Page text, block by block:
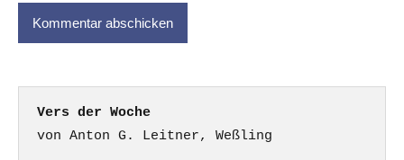
Vers der Woche